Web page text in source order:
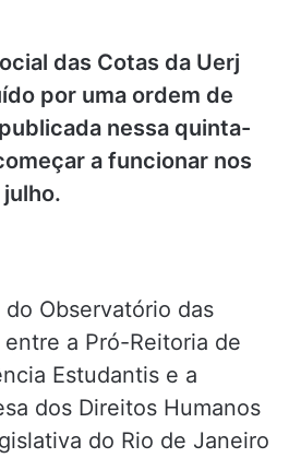
das Cotas da Uerj
por uma ordem de
nessa quinta-
a funcionar nos
Observatório das
a Pró-Reitoria de
Estudantis e a
dos Direitos Humanos
do Rio de Janeiro